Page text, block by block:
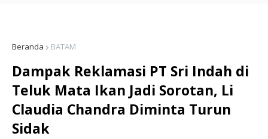
Beranda BATAM
Dampak Reklamasi PT Sri Indah di
Teluk Mata Ikan Jadi Sorotan, Li
Claudia Chandra Diminta Turun
Sidak